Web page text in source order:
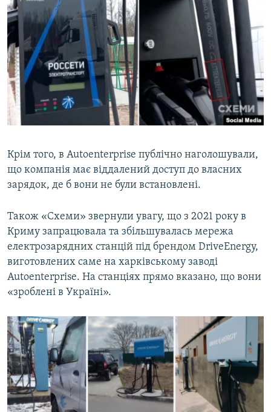
Крім того, в Autoenterprise публічно наголошували,
що компанія має віддалений доступ до власних
зарядок, де б вони не були встановлені.
Також «Схеми» звернули увагу, що з 2021 року в
Криму запрацювала та збільшувалась мережа
електрозарядних станцій під брендом DriveEnergy,
виготовлених саме на харківському заводі
Autoenterprise. На станціях прямо вказано, що вони
«зроблені в Україні».